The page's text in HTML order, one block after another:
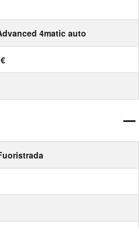
4matic auto